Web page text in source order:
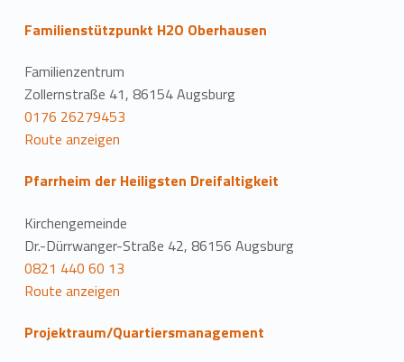
Familienstützpunkt H2O Oberhausen
Familienzentrum
Zollernstraße 41, 86154 Augsburg
0176 26279453
Route anzeigen
Pfarrheim der Heiligsten Dreifaltigkeit
Kirchengemeinde
Dr.-Dürrwanger-Straße 42, 86156 Augsburg
0821 440 60 13
Route anzeigen
Projektraum/Quartiersmanagement